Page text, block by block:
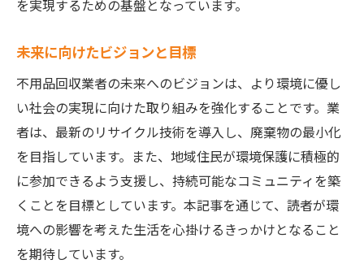
を実現するための基盤となっています。
未来に向けたビジョンと目標
不用品回収業者の未来へのビジョンは、より環境に優し
い社会の実現に向けた取り組みを強化することです。業
者は、最新のリサイクル技術を導入し、廃棄物の最小化
を目指しています。また、地域住民が環境保護に積極的
に参加できるよう支援し、持続可能なコミュニティを築
くことを目標としています。本記事を通じて、読者が環
境への影響を考えた生活を心掛けるきっかけとなること
を期待しています。